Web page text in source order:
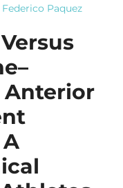
Federico Paquez
Anterior